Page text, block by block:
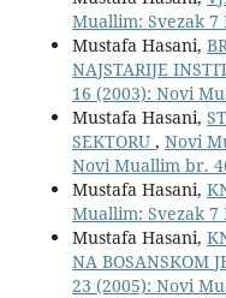
Muallim: Svezak
Mustafa Hasani,
NAJSTARIJE
16 (2003): Novi
Mustafa Hasani,
SEKTORU , Novi
Novi Muallim br.
Mustafa Hasani,
Muallim: Svezak
Mustafa Hasani,
NA BOSANSKOM
23 (2005): Novi